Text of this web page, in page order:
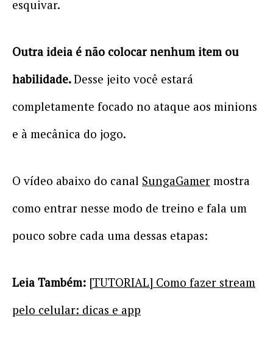
esquivar.
Outra ideia é não colocar nenhum item ou
habilidade.Desse jeito você estará
completamente focado no ataque aos minions
e à mecânica do jogo.
O vídeo abaixo do canal SungaGamer mostra
como entrar nesse modo de treino e fala um
pouco sobre cada uma dessas etapas:
Leia Também: [TUTORIAL] Como fazer stream
pelo celular: dicas e app